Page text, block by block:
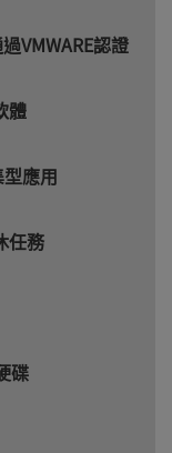
VMWARE認證
體
應用
任務
碟